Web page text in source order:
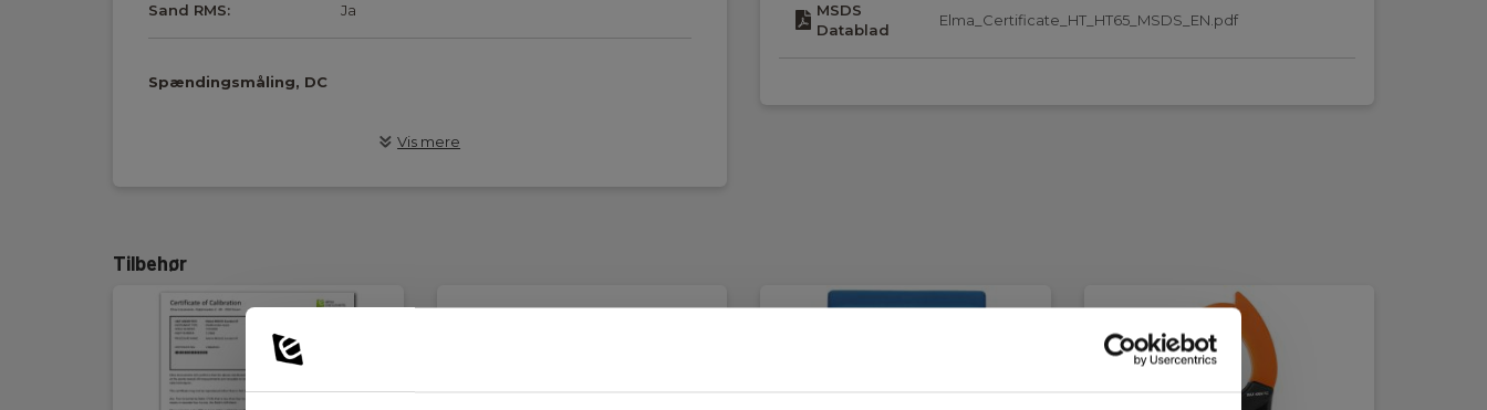
Sand RMS: Ja
Spændingsmåling, DC
0.0 mV - 1500 V
Måleområde:
Modstand og gennemgang
Måleområde: 0.0 Ω - 40.00 MΩ
Vis mere
MSDS
Datablad
Elma_Certificate_HT_HT65_MSDS_EN.pdf
Tilbehør